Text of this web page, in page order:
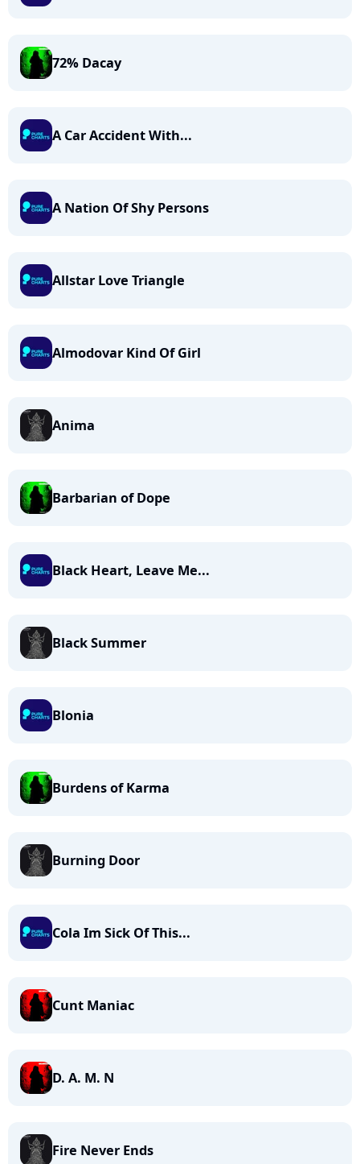
72% Dacay
A Car Accident With...
A Nation Of Shy Persons
Allstar Love Triangle
Almodovar Kind Of Girl
Anima
Barbarian of Dope
Black Heart, Leave Me...
Black Summer
Blonia
Burdens of Karma
Burning Door
Cola Im Sick Of This...
Cunt Maniac
D. A. M. N
Fire Never Ends